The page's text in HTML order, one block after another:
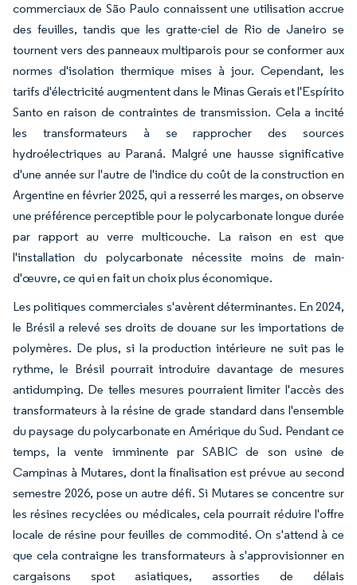
commerciaux de São Paulo connaissent une utilisation accrue
des feuilles, tandis que les gratte-ciel de Rio de Janeiro se
tournent vers des panneaux multiparois pour se conformer aux
normes d'isolation thermique mises à jour. Cependant, les
tarifs d'électricité augmentent dans le Minas Gerais et l'Espírito
Santo en raison de contraintes de transmission. Cela a incité
les transformateurs à se rapprocher des sources
hydroélectriques au Paraná. Malgré une hausse significative
d'une année sur l'autre de l'indice du coût de la construction en
Argentine en février 2025, qui a resserré les marges, on observe
une préférence perceptible pour le polycarbonate longue durée
par rapport au verre multicouche. La raison en est que
l'installation du polycarbonate nécessite moins de main-
d'œuvre, ce qui en fait un choix plus économique.
Les politiques commerciales s'avèrent déterminantes. En 2024,
le Brésil a relevé ses droits de douane sur les importations de
polymères. De plus, si la production intérieure ne suit pas le
rythme, le Brésil pourrait introduire davantage de mesures
antidumping. De telles mesures pourraient limiter l'accès des
transformateurs à la résine de grade standard dans l'ensemble
du paysage du polycarbonate en Amérique du Sud. Pendant ce
temps, la vente imminente par SABIC de son usine de
Campinas à Mutares, dont la finalisation est prévue au second
semestre 2026, pose un autre défi. Si Mutares se concentre sur
les résines recyclées ou médicales, cela pourrait réduire l'offre
locale de résine pour feuilles de commodité. On s'attend à ce
que cela contraigne les transformateurs à s'approvisionner en
cargaisons spot asiatiques, assorties de délais